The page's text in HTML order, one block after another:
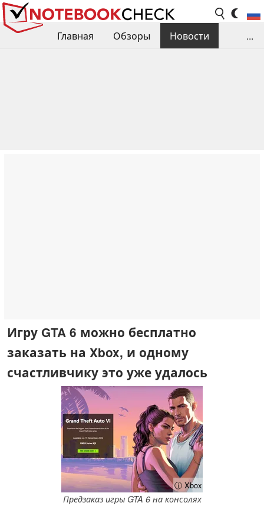
Главная Обзоры
Новости
...
Игру GTA 6 можно бесплатно
заказать на Xbox, и одному
счастливчику это уже удалось
ⓘ Xbox
Предзаказ игры GTA 6 на консолях